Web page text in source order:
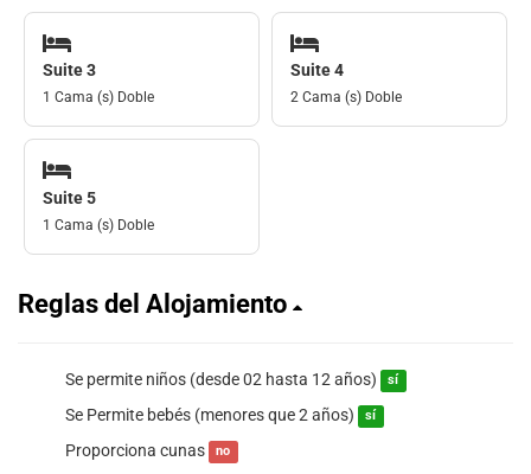
Suite 3
1 Cama (s) Doble
Suite 4
2 Cama (s) Doble
Suite 5
1 Cama (s) Doble
Reglas del Alojamiento
Se permite niños (desde 02 hasta 12 años) sí
Se Permite bebés (menores que 2 años) sí
Proporciona cunas no